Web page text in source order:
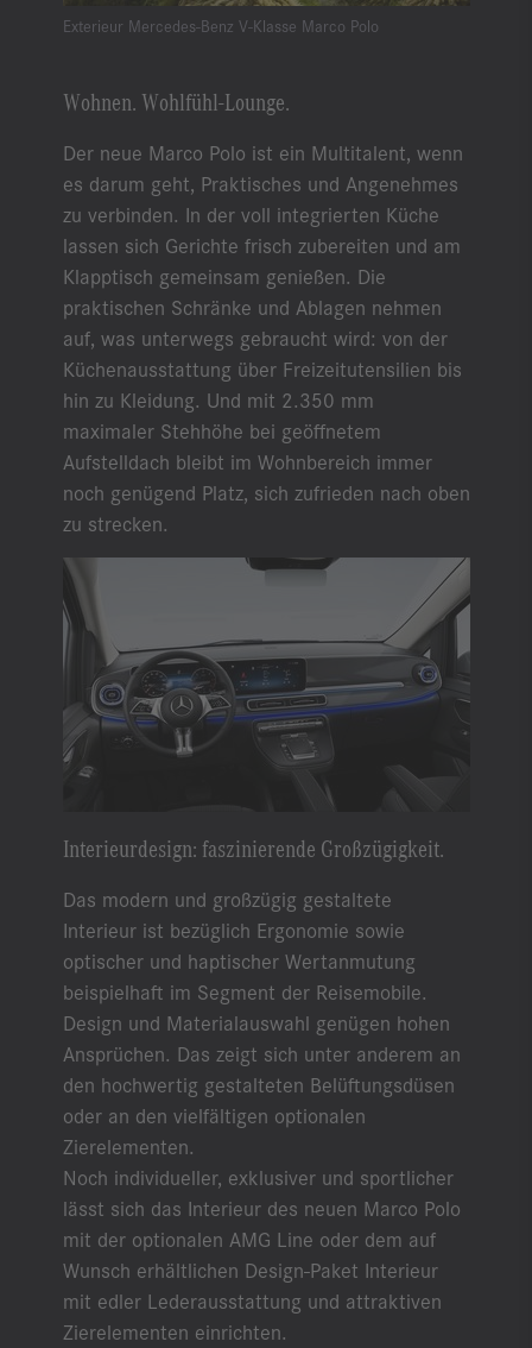
Exterieur Mercedes-Benz V-Klasse Marco Polo
Wohnen. Wohlfühl-Lounge.
Der neue Marco Polo ist ein Multitalent, wenn
es darum geht, Praktisches und Angenehmes
zu verbinden. In der voll integrierten Küche
lassen sich Gerichte frisch zubereiten und am
Klapptisch gemeinsam genießen. Die
praktischen Schränke und Ablagen nehmen
auf, was unterwegs gebraucht wird: von der
Küchenausstattung über Freizeitutensilien bis
hin zu Kleidung. Und mit 2.350 mm
maximaler Stehhöhe bei geöffnetem
Aufstelldach bleibt im Wohnbereich immer
noch genügend Platz, sich zufrieden nach oben
zu strecken.
Interieurdesign: faszinierende Großzügigkeit.
Das modern und großzügig gestaltete
Interieur ist bezüglich Ergonomie sowie
optischer und haptischer Wertanmutung
beispielhaft im Segment der Reisemobile.
Design und Materialauswahl genügen hohen
Ansprüchen. Das zeigt sich unter anderem an
den hochwertig gestalteten Belüftungsdüsen
oder an den vielfältigen optionalen
Zierelementen.
Noch individueller, exklusiver und sportlicher
lässt sich das Interieur des neuen Marco Polo
mit der optionalen AMG Line oder dem auf
Wunsch erhältlichen Design-Paket Interieur
mit edler Lederausstattung und attraktiven
Zierelementen einrichten.